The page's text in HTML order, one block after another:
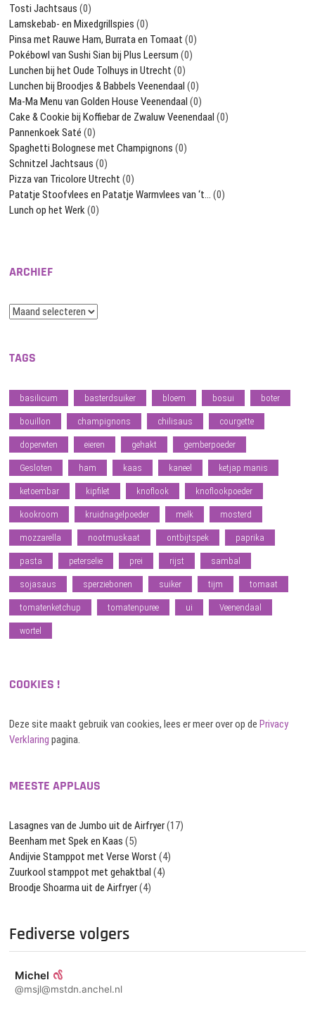
Tosti Jachtsaus (0)
Lamskebab- en Mixedgrillspies (0)
Pinsa met Rauwe Ham, Burrata en Tomaat (0)
Pokébowl van Sushi Sian bij Plus Leersum (0)
Lunchen bij het Oude Tolhuys in Utrecht (0)
Lunchen bij Broodjes & Babbels Veenendaal (0)
Ma-Ma Menu van Golden House Veenendaal (0)
Cake & Cookie bij Koffiebar de Zwaluw Veenendaal (0)
Pannenkoek Saté (0)
Spaghetti Bolognese met Champignons (0)
Schnitzel Jachtsaus (0)
Pizza van Tricolore Utrecht (0)
Patatje Stoofvlees en Patatje Warmvlees van ‘t… (0)
Lunch op het Werk(0)
ARCHIEF
Archief
TAGS
basilicum basterdsuiker bloem bosui boter
bouillon champignons chilisaus courgette
doperwten eieren gehakt gemberpoeder
Gesloten ham kaas kaneel ketjap manis
ketoembar kipfilet knoflook knoflookpoeder
kookroom kruidnagelpoeder melk mosterd
mozzarella nootmuskaat ontbijtspek paprika
pasta peterselie prei rijst sambal
sojasaus sperziebonen suiker tijm tomaat
tomatenketchup tomatenpuree ui Veenendaal
wortel
COOKIES !
Deze site maakt gebruik van cookies, lees er meer over op dePrivacy
Verklaring pagina.
MEESTE APPLAUS
Lasagnes van de Jumbo uit de Airfryer(17)
Beenham met Spek en Kaas (5)
Andijvie Stamppot met Verse Worst (4)
Zuurkool stamppot met gehaktbal (4)
Broodje Shoarma uit de Airfryer(4)
Fediverse volgers
Michel
@msjl@mstdn.anchel.nl